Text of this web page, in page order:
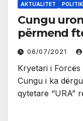
AKTUALITET
Cungu
përmend
06/07/2021
Kryetari i
Cungu i ka
qytetare “URA”